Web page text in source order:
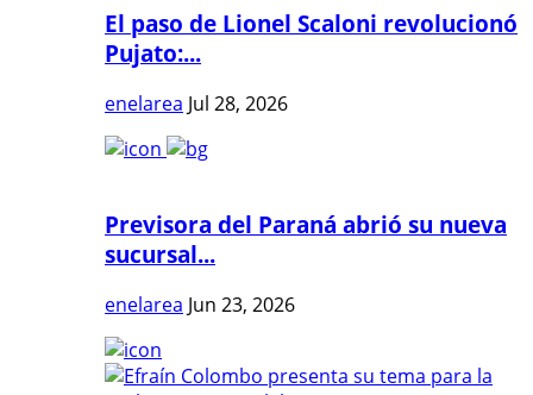
El paso de Lionel Scaloni revolucionó
Pujato:...
enelarea Jul 28, 2026
Previsora del Paraná abrió su nueva
sucursal...
enelarea Jun 23, 2026